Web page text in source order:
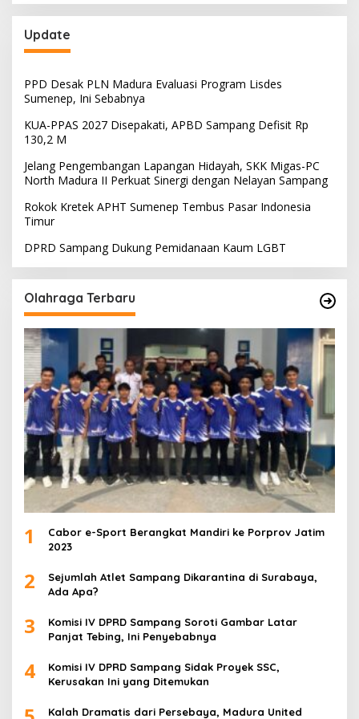
Update
PPD Desak PLN Madura Evaluasi Program Lisdes
Sumenep, Ini Sebabnya
KUA-PPAS 2027 Disepakati, APBD Sampang Defisit Rp
130,2 M
Jelang Pengembangan Lapangan Hidayah, SKK Migas-PC
North Madura II Perkuat Sinergi dengan Nelayan Sampang
Rokok Kretek APHT Sumenep Tembus Pasar Indonesia
Timur
DPRD Sampang Dukung Pemidanaan Kaum LGBT
Olahraga Terbaru
1
Cabor e-Sport Berangkat Mandiri ke Porprov Jatim
2023
2
Sejumlah Atlet Sampang Dikarantina di Surabaya,
Ada Apa?
3
Komisi IV DPRD Sampang Soroti Gambar Latar
Panjat Tebing, Ini Penyebabnya
4
Komisi IV DPRD Sampang Sidak Proyek SSC,
Kerusakan Ini yang Ditemukan
Kalah Dramatis dari Persebaya, Madura United